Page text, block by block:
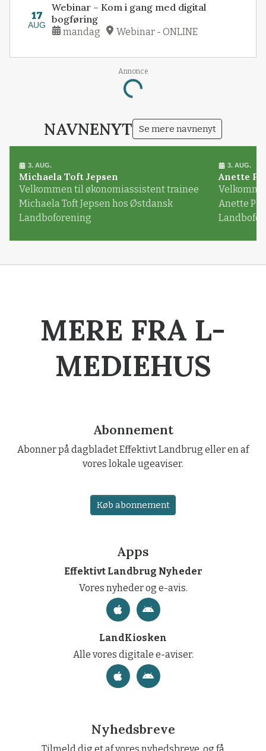
17
AUG
Webinar – Kom i gang med digital
bogføring
mandag Webinar - ONLINE
Annonce
Loading...
NAVNENYT Se mere navnenyt
3. AUG.
Michaela Toft Jepsen
Velkommen til økonomiassistent trainee
Michaela Toft Jepsen hos Østdansk
Landboforening
3. AUG.
Anette
Anette
MERE FRA L-
MEDIEHUS
Abonnement
Abonner på dagbladet Effektivt Landbrug eller en af
vores lokale ugeaviser.
Køb abonnement
Apps
Effektivt Landbrug Nyheder
Vores nyheder og e-avis.
LandKiosken
Alle vores digitale e-aviser.
Nyhedsbreve